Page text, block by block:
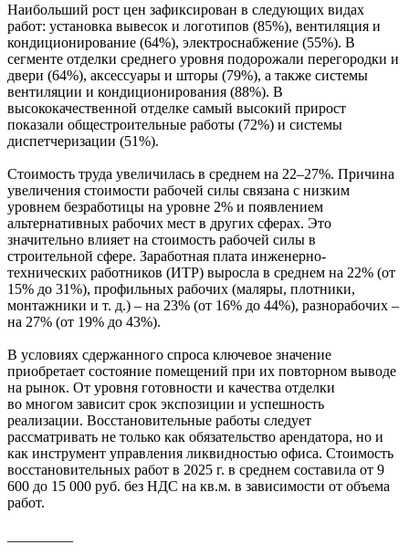
Наибольший рост цен зафиксирован в следующих видах
работ: установка вывесок и логотипов (85%), вентиляция и
кондиционирование (64%), электроснабжение (55%). В
сегменте отделки среднего уровня подорожали перегородки и
двери (64%), аксессуары и шторы (79%), а также системы
вентиляции и кондиционирования (88%). В
высококачественной отделке самый высокий прирост
показали общестроительные работы (72%) и системы
диспетчеризации (51%).
Стоимость труда увеличилась в среднем на 22–27%. Причина
увеличения стоимости рабочей силы связана с низким
уровнем безработицы на уровне 2% и появлением
альтернативных рабочих мест в других сферах. Это
значительно влияет на стоимость рабочей силы в
строительной сфере. Заработная плата инженерно-
технических работников (ИТР) выросла в среднем на 22% (от
15% до 31%), профильных рабочих (маляры, плотники,
монтажники и т. д.) – на 23% (от 16% до 44%), разнорабочих –
на 27% (от 19% до 43%).
В условиях сдержанного спроса ключевое значение
приобретает состояние помещений при их повторном выводе
на рынок. От уровня готовности и качества отделки
во многом зависит срок экспозиции и успешность
реализации. Восстановительные работы следует
рассматривать не только как обязательство арендатора, но и
как инструмент управления ликвидностью офиса. Стоимость
восстановительных работ в 2025 г. в среднем составила от 9
600 до 15 000 руб. без НДС на кв.м. в зависимости от объема
работ.